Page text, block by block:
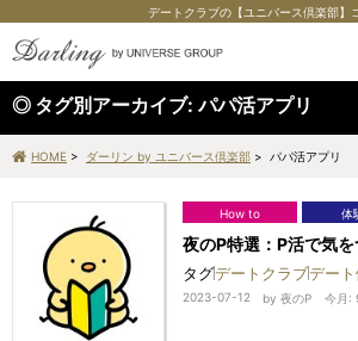
デートクラブの【ユニバース倶楽部】
タグ別アーカイブ:パパ活アプリ
HOME > ダーリン by ユニバース倶楽部 > パパ活アプリ
How to 体
夜のP特選：P活で気
タグデートクラブデー
2023-07-12 by夜のP 今月: